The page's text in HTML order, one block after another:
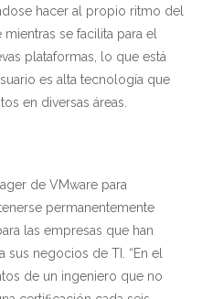
hacer al propio ritmo del
se facilita para el
plataformas, lo que está
es alta tecnología que
en diversas áreas.
de VMware para
permanentemente
las empresas que han
negocios de TI. “En el
de un ingeniero que no